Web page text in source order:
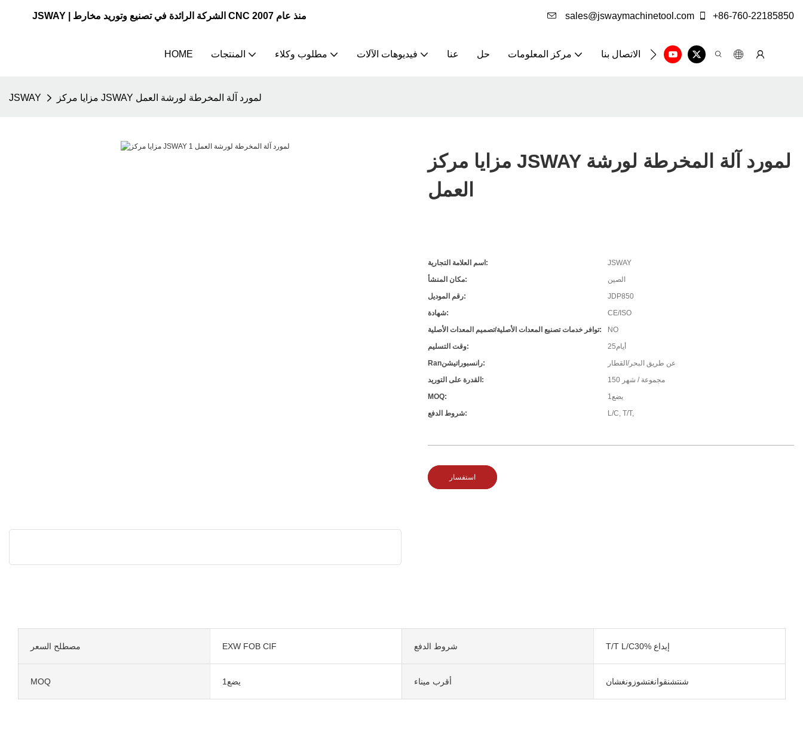
JSWAY | الشركة الرائدة في تصنيع وتوريد مخارط CNC منذ عام 2007 sales@jswaymachinetool.com +86-760-22185850
HOME المنتجات مطلوب وكلاء فيديوهات الآلات عنا حل مركز المعلومات الاتصال بنا
JSWAY مزايا مركز JSWAY لمورد آلة المخرطة لورشة العمل
مزايا مركز JSWAY لمورد آلة المخرطة لورشة
العمل
اسم العلامة التجارية:
JSWAY
مكان المنشأ:
الصين
رقم الموديل:
JDP850
شهادة:
CE/ISO
توافر خدمات تصنيع المعدات الأصلية/تصميم المعدات الأصلية:
NO
وقت التسليم:
أيام25
Ranرانسبوراتيشن:
عن طريق البحر/القطار
القدرة على التوريد:
150 مجموعة / شهر
MOQ:
يضع1
شروط الدفع:
L/C, T/T,
استفسار
مصطلح السعر EXW FOB CIF شروط الدفع T/T L/C30% إيداع
MOQ يضع1 أقرب ميناء شنتشنقوانغتشوزونغشان